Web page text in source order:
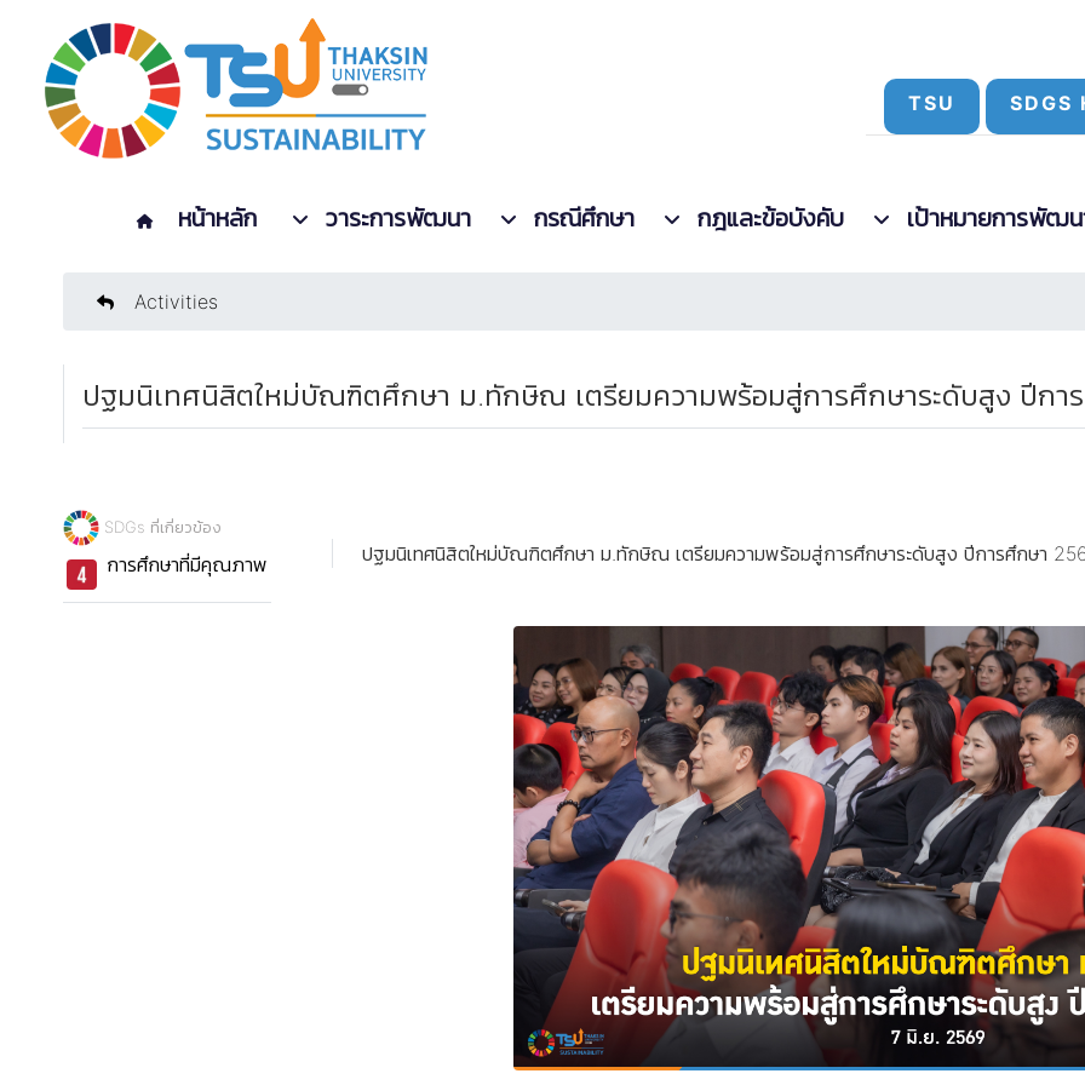
TSU SDGS
หน้าหลัก วาระการพัฒนา กรณีศึกษา กฎและข้อบังคับ เป้าหมายการพัฒ
Activities
ปฐมนิเทศนิสิตใหม่บัณฑิตศึกษา ม.ทักษิณ เตรียมความพร้อมสู่การศึกษาระดับสูง ปีกา
SDGs ที่เกี่ยวข้อง
การศึกษาที่มีคุณภาพ ปฐมนิเทศนิสิตใหม่บัณฑิตศึกษา ม.ทักษิณ เตรียมความพร้อมสู่การศึกษาระดับสูง ปีการศึกษา